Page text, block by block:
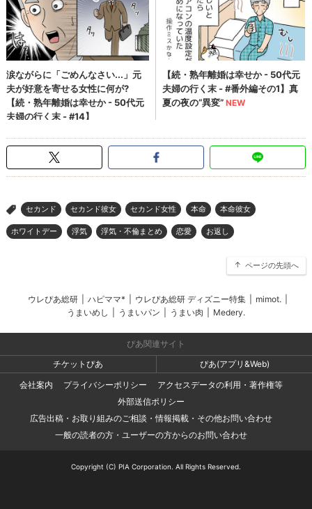
> セカンド セカンド彼女 セカンド女性 本命 本命彼女
ホワイトデー 浮気 浮気・不倫まとめ 恋愛 お返し
ページの先頭へ
ウレぴあ総研 ハピママ* ウレぴあ総研 ディズニー特集 mimot.
うまいめし
うまいパン うまい肉 Medery.
ぴあ関連サイト
チケットぴあ
ぴあ(アプリ&Web)
会社案内
プライバシーポリシー
アクセスデータの利用・著作権等
外部送信ポリシー
広告出稿・お取り組みのご相談・情報掲載・その他お問い合わせ
一般の読者の方・ユーザーの方からのお問い合わせ
Copyright (C) PIA Corporation. All Rights Reserved.